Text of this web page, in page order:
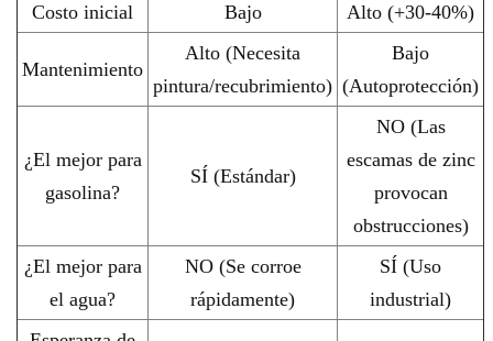
Costo inicial Bajo Alto (+30-40%)
Mantenimiento
Alto (Necesita
pintura/recubrimiento)
Bajo
(Autoprotección)
¿El mejor para
gasolina?
SÍ (Estándar)
NO (Las
escamas de zinc
provocan
obstrucciones)
¿El mejor para
el agua?
NO (Se corroe
rápidamente)
SÍ (Uso
industrial)